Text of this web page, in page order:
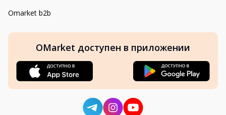
Omarket b2b
OMarket доступен в приложении